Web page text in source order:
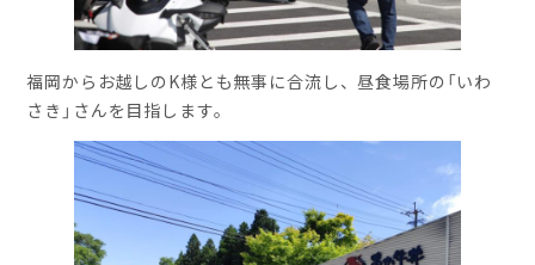
福岡からお越しのK様とも無事に合流し、昼食場所の「いわ
さき」さんを目指します。